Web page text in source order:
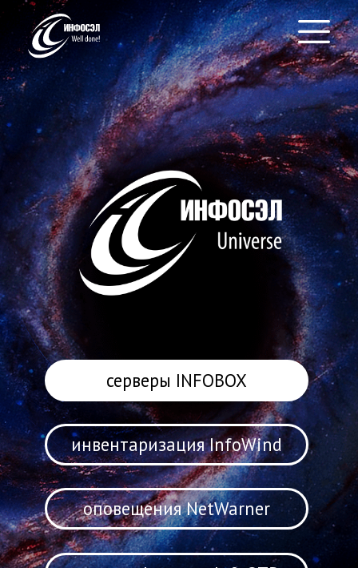
инвентаризация InfoWind
оповещения NetWarner
аутентификация InfoOTP
серверы INFOBOX